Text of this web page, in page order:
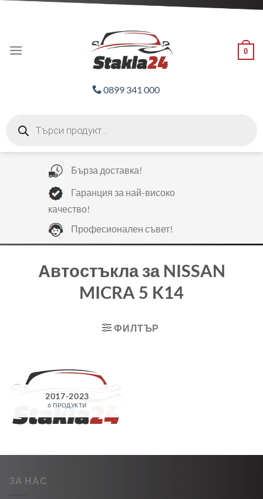
0
0899 341 000
search
Бърза доставка!
Гаранция за най-високо
качество!
Професионален съвет!
Автостъкла за NISSAN
MICRA 5 K14
ФИЛТЪР
2017-2023
6 ПРОДУКТИ
ЗА НАС